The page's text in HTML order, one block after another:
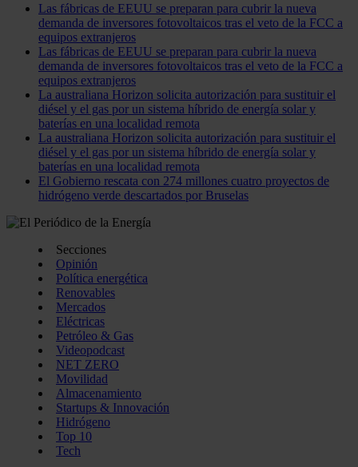
Las fábricas de EEUU se preparan para cubrir la nueva
demanda de inversores fotovoltaicos tras el veto de la FCC a
equipos extranjeros
Las fábricas de EEUU se preparan para cubrir la nueva
demanda de inversores fotovoltaicos tras el veto de la FCC a
equipos extranjeros
La australiana Horizon solicita autorización para sustituir el
diésel y el gas por un sistema híbrido de energía solar y
baterías en una localidad remota
La australiana Horizon solicita autorización para sustituir el
diésel y el gas por un sistema híbrido de energía solar y
baterías en una localidad remota
El Gobierno rescata con 274 millones cuatro proyectos de
hidrógeno verde descartados por Bruselas
Secciones
Opinión
Política energética
Renovables
Mercados
Eléctricas
Petróleo & Gas
Videopodcast
NET ZERO
Movilidad
Almacenamiento
Startups & Innovación
Hidrógeno
Top 10
Tech